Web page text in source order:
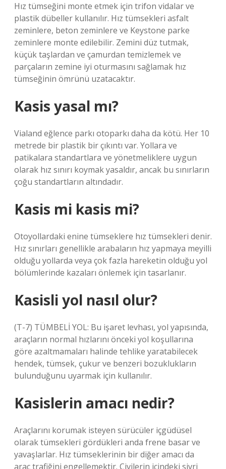
Hız tümseğini monte etmek için trifon vidalar ve
plastik dübeller kullanılır. Hız tümsekleri asfalt
zeminlere, beton zeminlere ve Keystone parke
zeminlere monte edilebilir. Zemini düz tutmak,
küçük taşlardan ve çamurdan temizlemek ve
parçaların zemine iyi oturmasını sağlamak hız
tümseğinin ömrünü uzatacaktır.
Kasis yasal mı?
Vialand eğlence parkı otoparkı daha da kötü. Her 10
metrede bir plastik bir çıkıntı var. Yollara ve
patikalara standartlara ve yönetmeliklere uygun
olarak hız sınırı koymak yasaldır, ancak bu sınırların
çoğu standartların altındadır.
Kasis mi kasis mi?
Otoyollardaki enine tümseklere hız tümsekleri denir.
Hız sınırları genellikle arabaların hız yapmaya meyilli
olduğu yollarda veya çok fazla hareketin olduğu yol
bölümlerinde kazaları önlemek için tasarlanır.
Kasisli yol nasıl olur?
(T-7) TÜMBELİ YOL: Bu işaret levhası, yol yapısında,
araçların normal hızlarını önceki yol koşullarına
göre azaltmamaları halinde tehlike yaratabilecek
hendek, tümsek, çukur ve benzeri bozuklukların
bulunduğunu uyarmak için kullanılır.
Kasislerin amacı nedir?
Araçlarını korumak isteyen sürücüler içgüdüsel
olarak tümsekleri gördükleri anda frene basar ve
yavaşlarlar. Hız tümseklerinin bir diğer amacı da
araç trafiğini engellemektir. Çivilerin içindeki sivri